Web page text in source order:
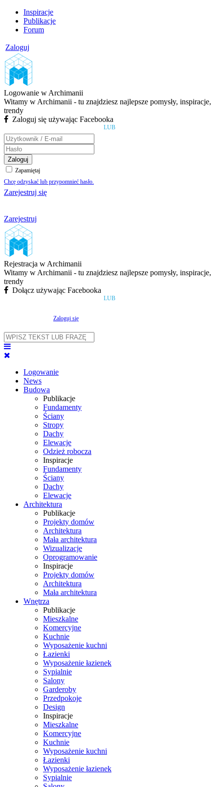
Inspiracje
Publikacje
Forum
Zaloguj
Logowanie w Archimanii
Witamy w Archimanii - tu znajdziesz najlepsze pomysły, inspiracje,
trendy
Zaloguj się używając Facebooka
LUB
Zaloguj
Zapamiętaj
Chcę odzyskać lub przypomnieć hasło.
Zarejestruj się
Zarejestruj
Rejestracja w Archimanii
Witamy w Archimanii - tu znajdziesz najlepsze pomysły, inspiracje,
trendy
Dołącz używając Facebooka
LUB
Zaloguj się
Logowanie
News
Budowa
Publikacje
Fundamenty
Ściany
Stropy
Dachy
Elewacje
Odzież robocza
Inspiracje
Fundamenty
Ściany
Dachy
Elewacje
Architektura
Publikacje
Projekty domów
Architektura
Mała architektura
Wizualizacje
Oprogramowanie
Inspiracje
Projekty domów
Architektura
Mała architektura
Wnętrza
Publikacje
Mieszkalne
Komercyjne
Kuchnie
Wyposażenie kuchni
Łazienki
Wyposażenie łazienek
Sypialnie
Salony
Garderoby
Przedpokoje
Design
Inspiracje
Mieszkalne
Komercyjne
Kuchnie
Wyposażenie kuchni
Łazienki
Wyposażenie łazienek
Sypialnie